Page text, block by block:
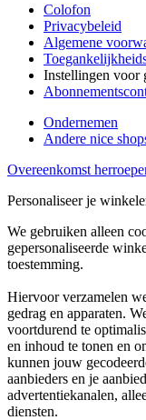
Colofon
Privacybeleid
Algemene
Instellingen voor
Ondernemen
Andere nice
Overeenkomst
Personaliseer je
We gebruiken alleen
gepersonaliseerde
toestemming.
Hiervoor verzamelen
gedrag en apparaten.
voortdurend te
en inhoud te tonen en
kunnen jouw
aanbieders en je
advertentiekanalen,
diensten.